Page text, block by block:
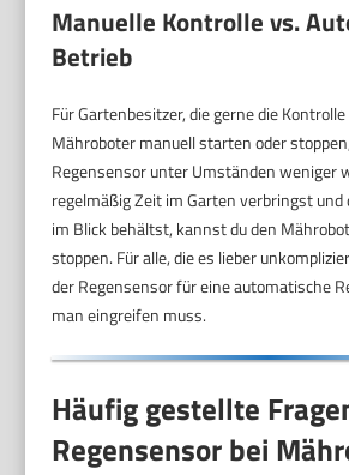
Manuelle Kontrolle vs.
Betrieb
Für Gartenbesitzer, die gerne die
Mähroboter manuell starten oder
Regensensor unter Umständen weniger
regelmäßig Zeit im Garten verbringst
im Blick behältst, kannst du den
stoppen. Für alle, die es lieber
der Regensensor für eine automatische
man eingreifen muss.
Häufig gestellte
Regensensor bei